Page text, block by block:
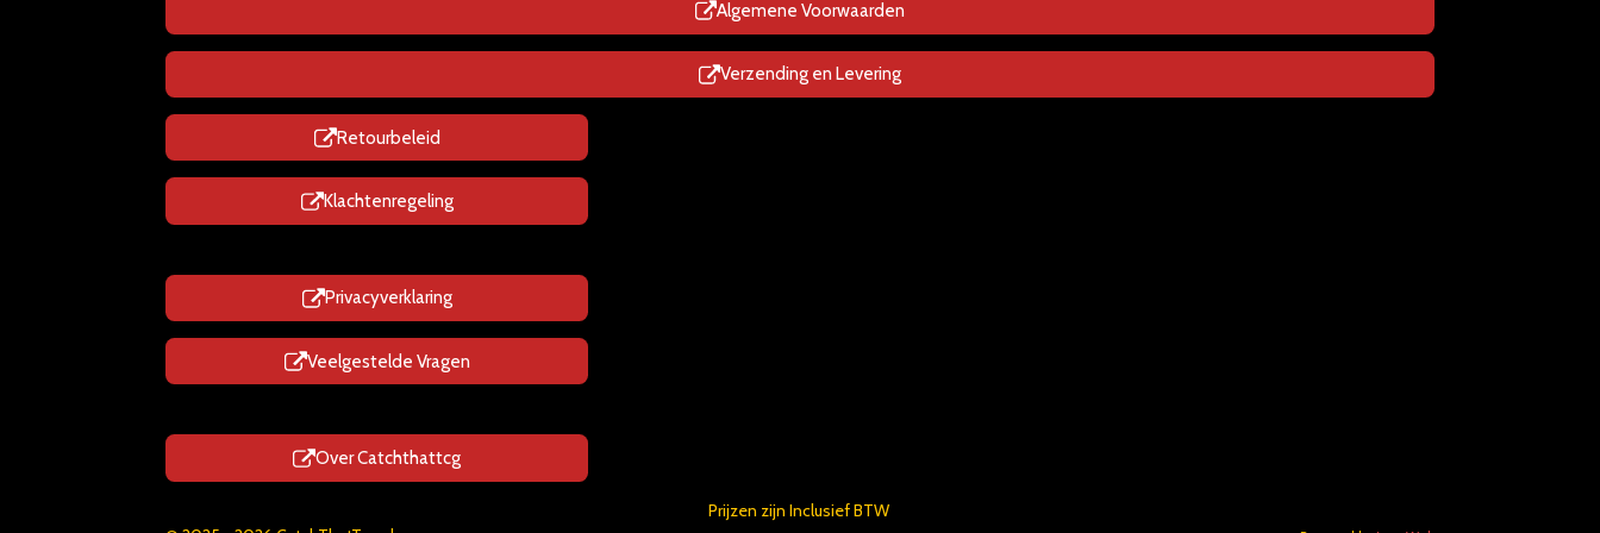
p
Algemene Voorwaarden
Verzending en Levering
Retourbeleid
Klachtenregeling
Privacyverklaring
Veelgestelde Vragen
Over Catchthattcg
Prijzen zijn Inclusief BTW